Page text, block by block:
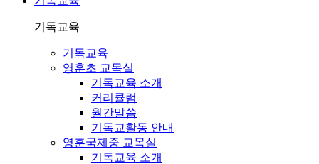
기독교육
기독교육
영훈초 교목실
기독교육 소개
커리큘럼
월간말씀
기독교활동 안내
영훈국제중 교목실
기독교육 소개